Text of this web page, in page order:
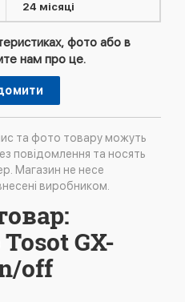
24 місяці
фото або в
нам про це.
та фото товару можуть
повідомлення та носять
Магазин не несе
виробником.
GX-
off